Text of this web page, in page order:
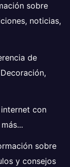
sobre
noticias,
de
con
sobre
y consejos